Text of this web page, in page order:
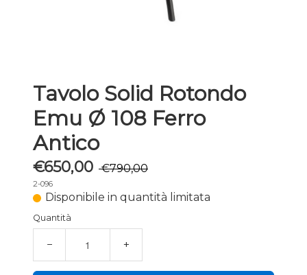
Tavolo Solid Rotondo
Emu Ø 108 Ferro
Antico
€650,00 €790,00
2-096
Disponibile in quantità limitata
Quantità
− +